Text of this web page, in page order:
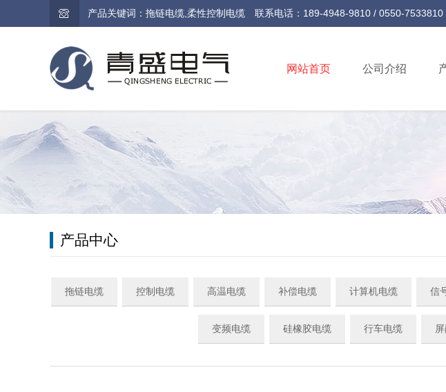
产品关键词：拖链电缆,柔性控制电缆 联系电话：189-4948-9810 / 0550-7533810
网站首页 公司介绍
产品中心
拖链电缆 控制电缆 高温电缆 补偿电缆 计算机电缆 信
变频电缆 硅橡胶电缆 行车电缆